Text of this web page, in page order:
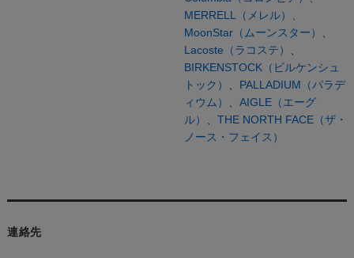
MERRELL（メレル）、
MoonStar（ムーンスター）
Lacoste（ラコステ）
BIRKENSTOCK（ビルケンシュ
トック）
PALLADIUM（パラデ
ィウム）
AIGLE（エーグ
ル）
THE NORTH FACE（ザ・
ノース・フェイス）
連絡先